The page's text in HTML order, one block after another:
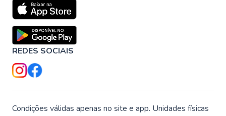
REDES SOCIAIS
Condições válidas apenas no site e app. Unidades físicas